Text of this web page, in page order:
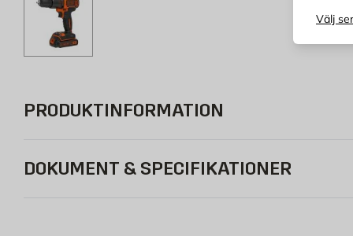
Välj
PRODUKTINFORMATION
DOKUMENT & SPECIFIKATIONER